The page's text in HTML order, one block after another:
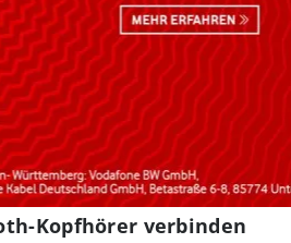
Kopfhörer verbinden